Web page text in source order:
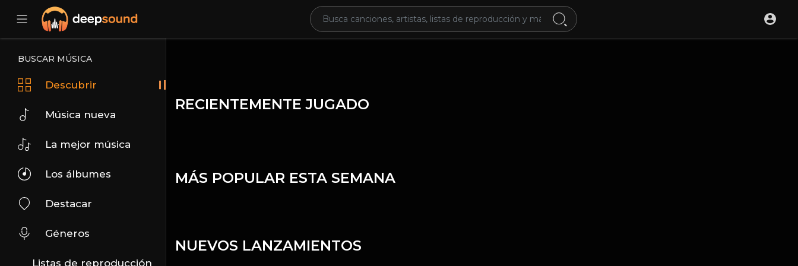
BUSCAR MÚSICA
Descubrir
Música nueva
La mejor música
Los álbumes
Destacar
Géneros
Listas de reproducción
RECIENTEMENTE JUGADO
MÁS POPULAR ESTA SEMANA
NUEVOS LANZAMIENTOS